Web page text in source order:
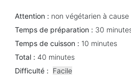
Attention : non végétarien à
Temps de préparation : 30
Temps de cuisson : 10 minutes
Total : 40 minutes
Difficulté : Facile